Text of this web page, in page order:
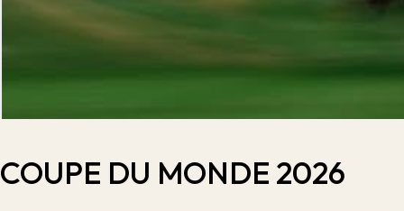
COUPE DU MONDE 2026